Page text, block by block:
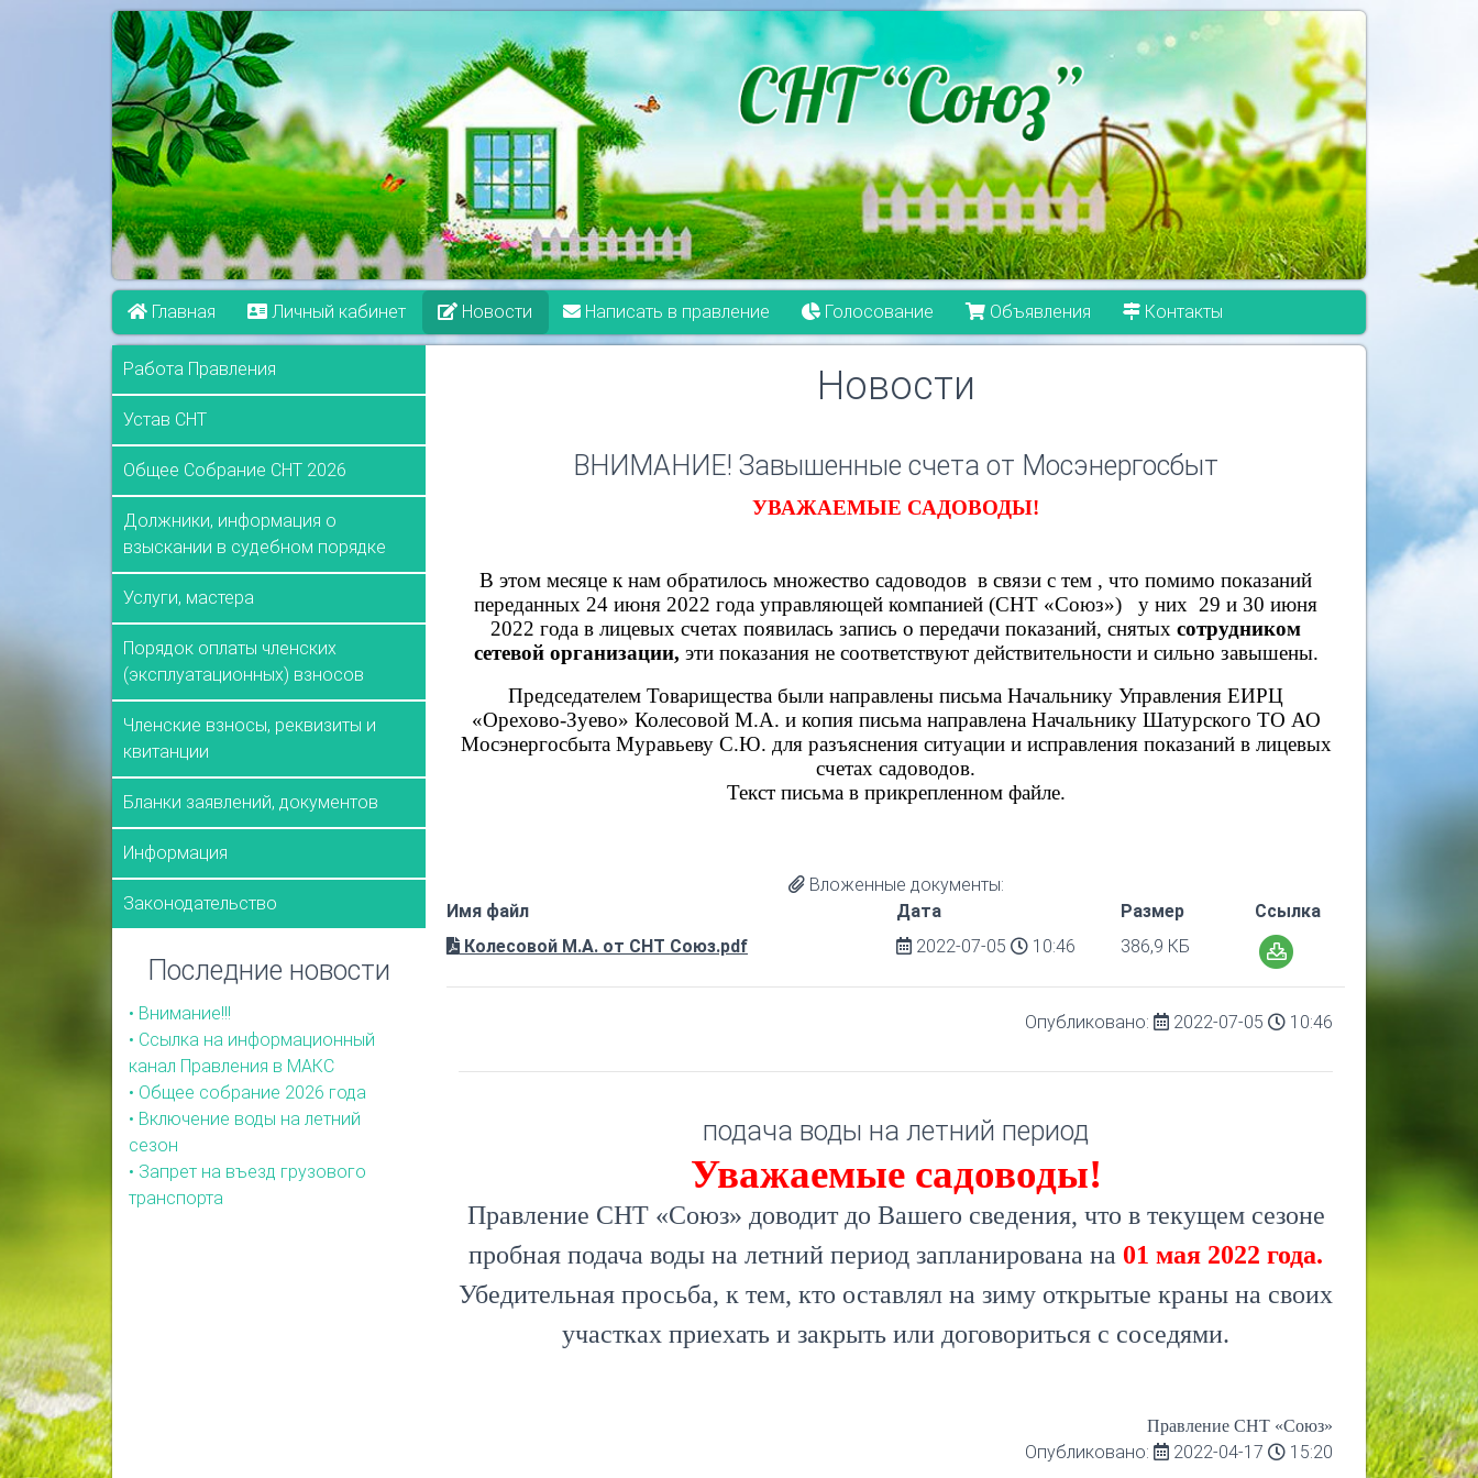
Главная Личный кабинет Новости Написать в правление Голосование Объявления Контакты
Работа Правления
Устав СНТ
Общее Собрание СНТ 2026
Должники, информация о
взыскании в судебном порядке
Услуги, мастера
Порядок оплаты членских
(эксплуатационных) взносов
Членские взносы, реквизиты и
квитанции
Бланки заявлений, документов
Информация
Законодательство
Последние новости
• Внимание!!!
• Ссылка на информационный
канал Правления в МАКС
• Общее собрание 2026 года
• Включение воды на летний
сезон
• Запрет на въезд грузового
транспорта
Новости
ВНИМАНИЕ! Завышенные счета от Мосэнергосбыт
УВАЖАЕМЫЕ САДОВОДЫ!
В этом месяце к нам обратилось множество садоводов в связи с тем , что помимо показаний
переданных 24 июня 2022 года управляющей компанией (СНТ «Союз») у них 29 и 30 июня
2022 года в лицевых счетах появилась запись о передачи показаний, снятых сотрудником
сетевой организации, эти показания не соответствуют действительности и сильно завышены.
Председателем Товарищества были направлены письма Начальнику Управления ЕИРЦ
«Орехово-Зуево» Колесовой М.А. и копия письма направлена Начальнику Шатурского ТО АО
Мосэнергосбыта Муравьеву С.Ю. для разъяснения ситуации и исправления показаний в лицевых
счетах садоводов.
Текст письма в прикрепленном файле.
Вложенные документы:
Имя файл
Дата Размер
Ссылка
Колесовой М.А. от СНТ Союз.pdf
2022-07-05 10:46 386,9 КБ
Опубликовано: 2022-07-05 10:46
подача воды на летний период
Уважаемые садоводы!
Правление СНТ «Союз» доводит до Вашего сведения, что в текущем сезоне
пробная подача воды на летний период запланирована на 01 мая 2022 года.
Убедительная просьба, к тем, кто оставлял на зиму открытые краны на своих
участках приехать и закрыть или договориться с соседями.
Правление СНТ «Союз»
Опубликовано: 2022-04-17 15:20